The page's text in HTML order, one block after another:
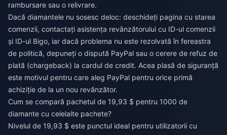
rambursare sau o relivrare.
Dacă diamantele nu sosesc deloc: deschideți pagina cu starea
comenzii, contactați asistența revânzătorului cu ID-ul comenzii
și ID-ul Bigo, iar dacă problema nu este rezolvată în fereastra
de politică, depuneți o dispută PayPal sau o cerere de refuz de
plată (chargeback) la cardul de credit. Acea plasă de siguranță
este motivul pentru care aleg PayPal pentru orice primă
achiziție de la un nou revânzător.
Cum se compară pachetul de 19,93 $ pentru 1000 de
diamante cu celelalte pachete?
Nivelul de 19,93 $ este punctul ideal pentru utilizatorii cu